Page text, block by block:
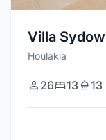
Villa Sydow
Houlakia
26 13 13